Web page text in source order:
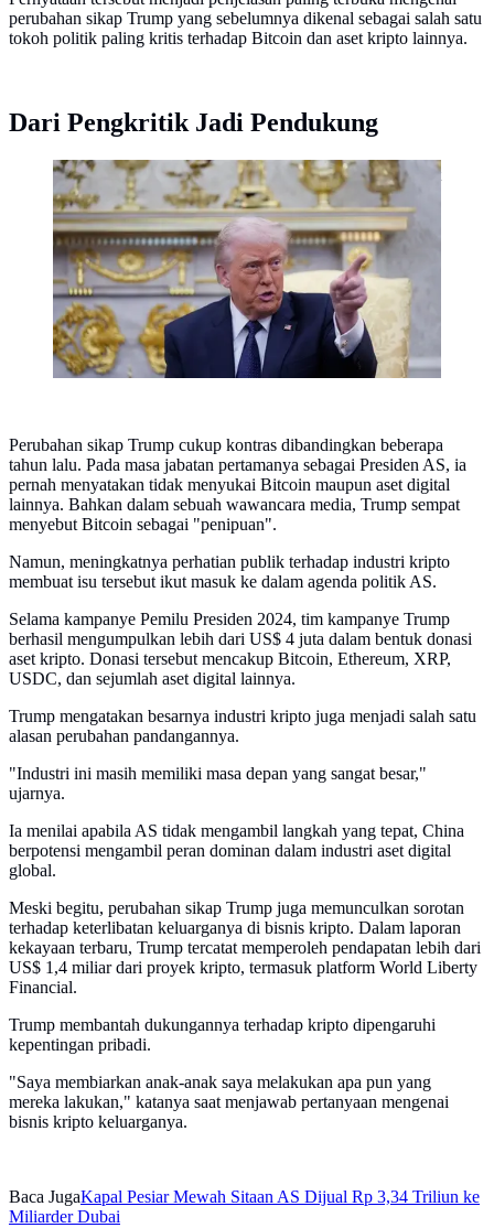
perubahan sikap Trump yang sebelumnya dikenal sebagai salah satu
tokoh politik paling kritis terhadap Bitcoin dan aset kripto lainnya.
Dari Pengkritik Jadi Pendukung
Presiden Amerika Serikat, Donald Trump, pada 3 Maret
2026.(Dok. AP/Mark Schiefelbein)
Perubahan sikap Trump cukup kontras dibandingkan beberapa
tahun lalu. Pada masa jabatan pertamanya sebagai Presiden AS, ia
pernah menyatakan tidak menyukai Bitcoin maupun aset digital
lainnya. Bahkan dalam sebuah wawancara media, Trump sempat
menyebut Bitcoin sebagai "penipuan".
Namun, meningkatnya perhatian publik terhadap industri kripto
membuat isu tersebut ikut masuk ke dalam agenda politik AS.
Selama kampanye Pemilu Presiden 2024, tim kampanye Trump
berhasil mengumpulkan lebih dari US$ 4 juta dalam bentuk donasi
aset kripto. Donasi tersebut mencakup Bitcoin, Ethereum, XRP,
USDC, dan sejumlah aset digital lainnya.
Trump mengatakan besarnya industri kripto juga menjadi salah satu
alasan perubahan pandangannya.
"Industri ini masih memiliki masa depan yang sangat besar,"
ujarnya.
Ia menilai apabila AS tidak mengambil langkah yang tepat, China
berpotensi mengambil peran dominan dalam industri aset digital
global.
Meski begitu, perubahan sikap Trump juga memunculkan sorotan
terhadap keterlibatan keluarganya di bisnis kripto. Dalam laporan
kekayaan terbaru, Trump tercatat memperoleh pendapatan lebih dari
US$ 1,4 miliar dari proyek kripto, termasuk platform World Liberty
Financial.
Trump membantah dukungannya terhadap kripto dipengaruhi
kepentingan pribadi.
"Saya membiarkan anak-anak saya melakukan apa pun yang
mereka lakukan," katanya saat menjawab pertanyaan mengenai
bisnis kripto keluarganya.
Baca JugaKapal Pesiar Mewah Sitaan AS Dijual Rp 3,34 Triliun ke
Miliarder Dubai